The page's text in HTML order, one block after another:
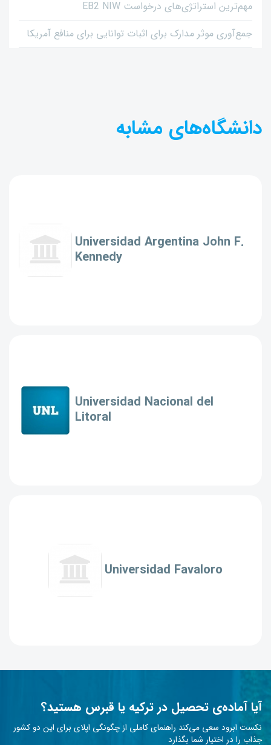
مهم‌ترین استراتژی‌های درخواست EB2 NIW
جمع‌آوری موثر مدارک برای اثبات توانایی برای منافع آمریکا
دانشگاه‌های مشابه
Universidad Argentina John F.
Kennedy
Universidad Nacional del
Litoral
Universidad Favaloro
آیا آماده‌ی تحصیل در ترکیه یا قبرس هستید؟
نکست ابرود سعی می‌کند راهنمای کاملی از چگونگی اپلای برای این دو کشور
جذاب را در اختیار شما بگذارد